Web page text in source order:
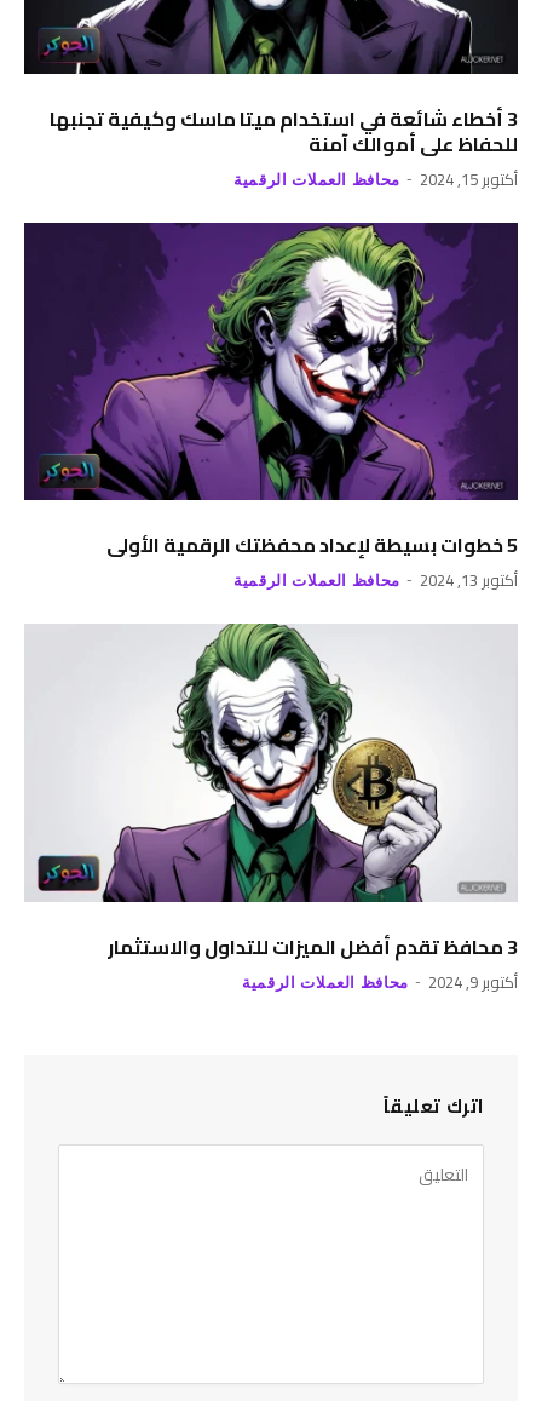
3 أخطاء شائعة في استخدام ميتا ماسك وكيفية تجنبها
للحفاظ على أموالك آمنة
أكتوبر 15, 2024 محافظ العملات الرقمية
5 خطوات بسيطة لإعداد محفظتك الرقمية الأولى
أكتوبر 13, 2024 محافظ العملات الرقمية
3 محافظ تقدم أفضل الميزات للتداول والاستثمار
أكتوبر 9, 2024 محافظ العملات الرقمية
اترك تعليقاً